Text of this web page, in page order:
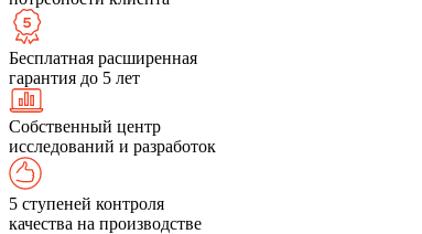
Бесплатная расширенная
гарантия до 5 лет
Собственный центр
исследований и разработок
5 ступеней контроля
качества на производстве